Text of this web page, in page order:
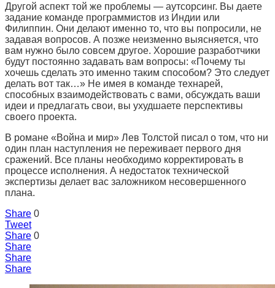
Другой аспект той же проблемы — аутсорсинг. Вы даете
задание команде программистов из Индии или
Филиппин. Они делают именно то, что вы попросили, не
задавая вопросов. А позже неизменно выясняется, что
вам нужно было совсем другое. Хорошие разработчики
будут постоянно задавать вам вопросы: «Почему ты
хочешь сделать это именно таким способом? Это следует
делать вот так…» Не имея в команде технарей,
способных взаимодействовать с вами, обсуждать ваши
идеи и предлагать свои, вы ухудшаете перспективы
своего проекта.
В романе «Война и мир» Лев Толстой писал о том, что ни
один план наступления не переживает первого дня
сражений. Все планы необходимо корректировать в
процессе исполнения. А недостаток технической
экспертизы делает вас заложником несовершенного
плана.
Share 0
Tweet
Share 0
Share
Share
Share